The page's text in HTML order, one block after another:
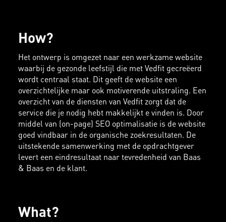
How?
Het ontwerp is omgezet naar een werkzame website
waarbij de gezonde leefstijl die met Vedfit gecreëerd
wordt centraal staat. Dit geeft de website een
overzichtelijke maar ook motiverende uitstraling. Een
overzicht van de diensten van Vedfit zorgt dat de
service die je nodig hebt makkelijkt e vinden is. Door
middel van (on-page) SEO optimalisatie is de website
goed vindbaar in de organische zoekresultaten. De
uitstekende samenwerking met de opdrachtgever
levert een eindresultaat naar tevredenheid van Baas
& Baas en de klant.
What?